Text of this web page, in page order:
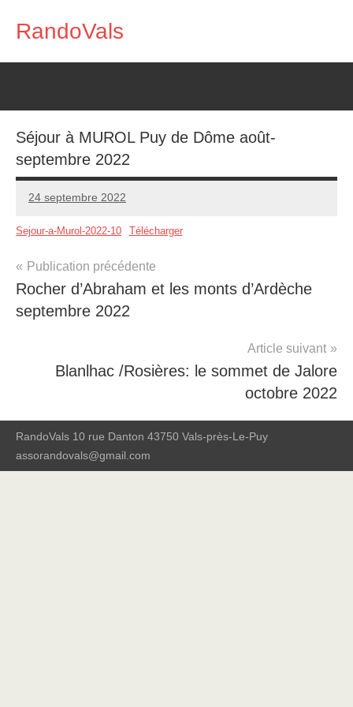
RandoVals
Marche
Séjour à MUROL Puy de Dôme août-
septembre 2022
24 septembre 2022
RandoVals
Sejour-a-Murol-2022-10 Télécharger
Photos
Navigation
de
l’article
Publication précédente
Rocher d’Abraham et les monts d’Ardèche
septembre 2022
Article suivant
Blanlhac /Rosières: le sommet de Jalore
octobre 2022
RandoVals 10 rue Danton 43750 Vals-près-Le-Puy
assorandovals@gmail.com